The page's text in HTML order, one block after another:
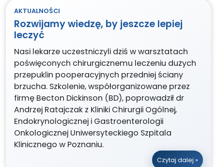
AKTUALNOŚCI
Rozwijamy wiedzę, by jeszcze lepiej
leczyć
Nasi lekarze uczestniczyli dziś w warsztatach
poświęconych chirurgicznemu leczeniu dużych
przepuklin pooperacyjnych przedniej ściany
brzucha. Szkolenie, współorganizowane przez
firmę Becton Dickinson (BD), poprowadził dr
Andrzej Ratajczak z Kliniki Chirurgii Ogólnej,
Endokrynologicznej i Gastroenterologii
Onkologicznej Uniwersyteckiego Szpitala
Klinicznego w Poznaniu.
Czytaj dalej »